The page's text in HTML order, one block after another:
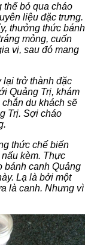
thể bỏ qua cháo
liệu đặc trưng.
thưởng thức bánh
mỏng, cuốn
vị, sau đó mang
lại trở thành đặc
Quảng Trị, khám
du khách sẽ
Trị. Sợi cháo
thức chế biến
kèm. Thực
bánh canh Quảng
Lạ là bởi một
là canh. Nhưng vì